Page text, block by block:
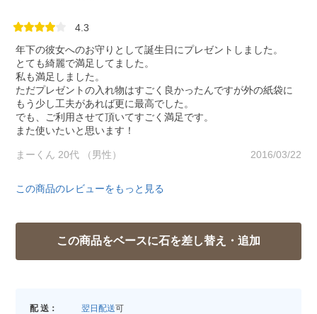
4.3
年下の彼女へのお守りとして誕生日にプレゼントしました。
とても綺麗で満足してました。
私も満足しました。
ただプレゼントの入れ物はすごく良かったんですが外の紙袋に
もう少し工夫があれば更に最高でした。
でも、ご利用させて頂いてすごく満足です。
また使いたいと思います！
まーくん 20代 （男性） 2016/03/22
この商品のレビューをもっと見る
配 送： 翌日配送可